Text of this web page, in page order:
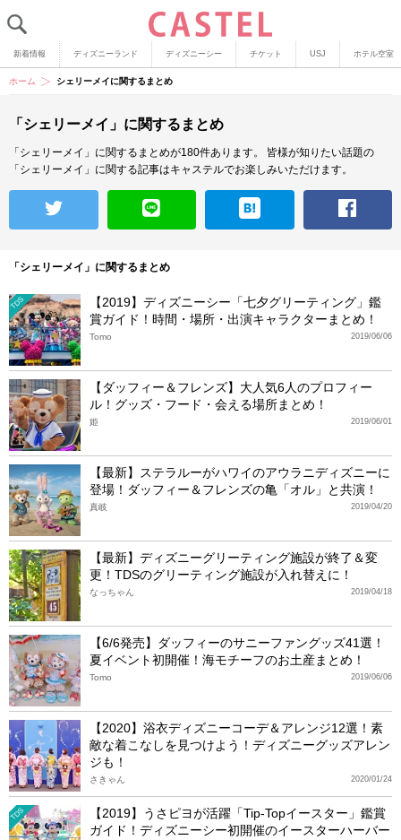
新着情報 ディズニーランド ディズニーシー チケット USJ ホテル空室
ホーム シェリーメイに関するまとめ
「シェリーメイ」に関するまとめ
「シェリーメイ」に関するまとめが180件あります。
皆様が知りたい話題の
「シェリーメイ」に関する記事はキャステルでお楽しみいただけます。
「シェリーメイ」に関するまとめ
TDS
【2019】ディズニーシー「七夕グリーティング」鑑
賞ガイド！時間・場所・出演キャラクターまとめ！
2019/06/06
Tomo
【ダッフィー＆フレンズ】大人気6人のプロフィー
ル！グッズ・フード・会える場所まとめ！
2019/06/01
姫
【最新】ステラルーがハワイのアウラニディズニーに
登場！ダッフィー＆フレンズの亀「オル」と共演！
2019/04/20
真岐
【最新】ディズニーグリーティング施設が終了＆変
更！TDSのグリーティング施設が入れ替えに！
2019/04/18
なっちゃん
【6/6発売】ダッフィーのサニーファングッズ41選！
夏イベント初開催！海モチーフのお土産まとめ！
2019/06/06
Tomo
【2020】浴衣ディズニーコーデ＆アレンジ12選！素
敵な着こなしを見つけよう！ディズニーグッズアレン
ジも！
2020/01/24
さきゃん
TDS
【2019】うさピヨが活躍「Tip-Topイースター」鑑賞
ガイド！ディズニーシー初開催のイースターハーバー